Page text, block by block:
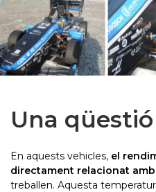
Una
En aquests vehicles, el
directament relacionat
treballen. Aquesta